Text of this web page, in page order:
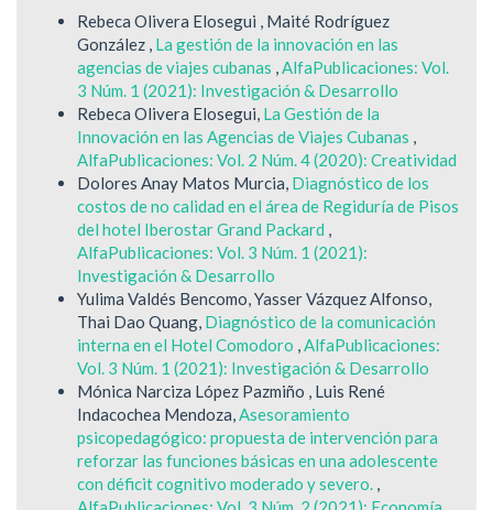
Rebeca Olivera Elosegui , Maité Rodríguez
González , La gestión de la innovación en las
agencias de viajes cubanas ,AlfaPublicaciones: Vol.
3 Núm. 1 (2021): Investigación & Desarrollo
Rebeca Olivera Elosegui, La Gestión de la
Innovación en las Agencias de Viajes Cubanas ,
AlfaPublicaciones: Vol. 2 Núm. 4 (2020): Creatividad
Dolores Anay Matos Murcia, Diagnóstico de los
costos de no calidad en el área de Regiduría de Pisos
del hotel Iberostar Grand Packard ,
AlfaPublicaciones: Vol. 3 Núm. 1 (2021):
Investigación & Desarrollo
Yulima Valdés Bencomo, Yasser Vázquez Alfonso,
Thai Dao Quang, Diagnóstico de la comunicación
interna en el Hotel Comodoro ,AlfaPublicaciones:
Vol. 3 Núm. 1 (2021): Investigación & Desarrollo
Mónica Narciza López Pazmiño , Luis René
Indacochea Mendoza,Asesoramiento
psicopedagógico: propuesta de intervención para
reforzar las funciones básicas en una adolescente
con déficit cognitivo moderado y severo. ,